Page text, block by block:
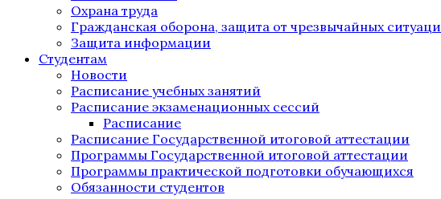
Охрана труда
Гражданская оборона, защита от чрезвычайных
Защита информации
Студентам
Новости
Расписание учебных занятий
Расписание экзаменационных сессий
Расписание
Расписание Государственной итоговой аттестации
Программы Государственной итоговой аттестации
Программы практической подготовки обучающихся
Обязанности студентов